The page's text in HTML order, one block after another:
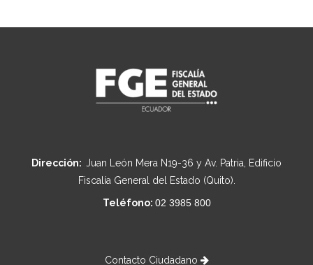
Dirección: Juan León Mera N19-36 y Av. Patria, Edificio
Fiscalía General del Estado (Quito).
Teléfono: 02 3985 800
Contacto Ciudadano